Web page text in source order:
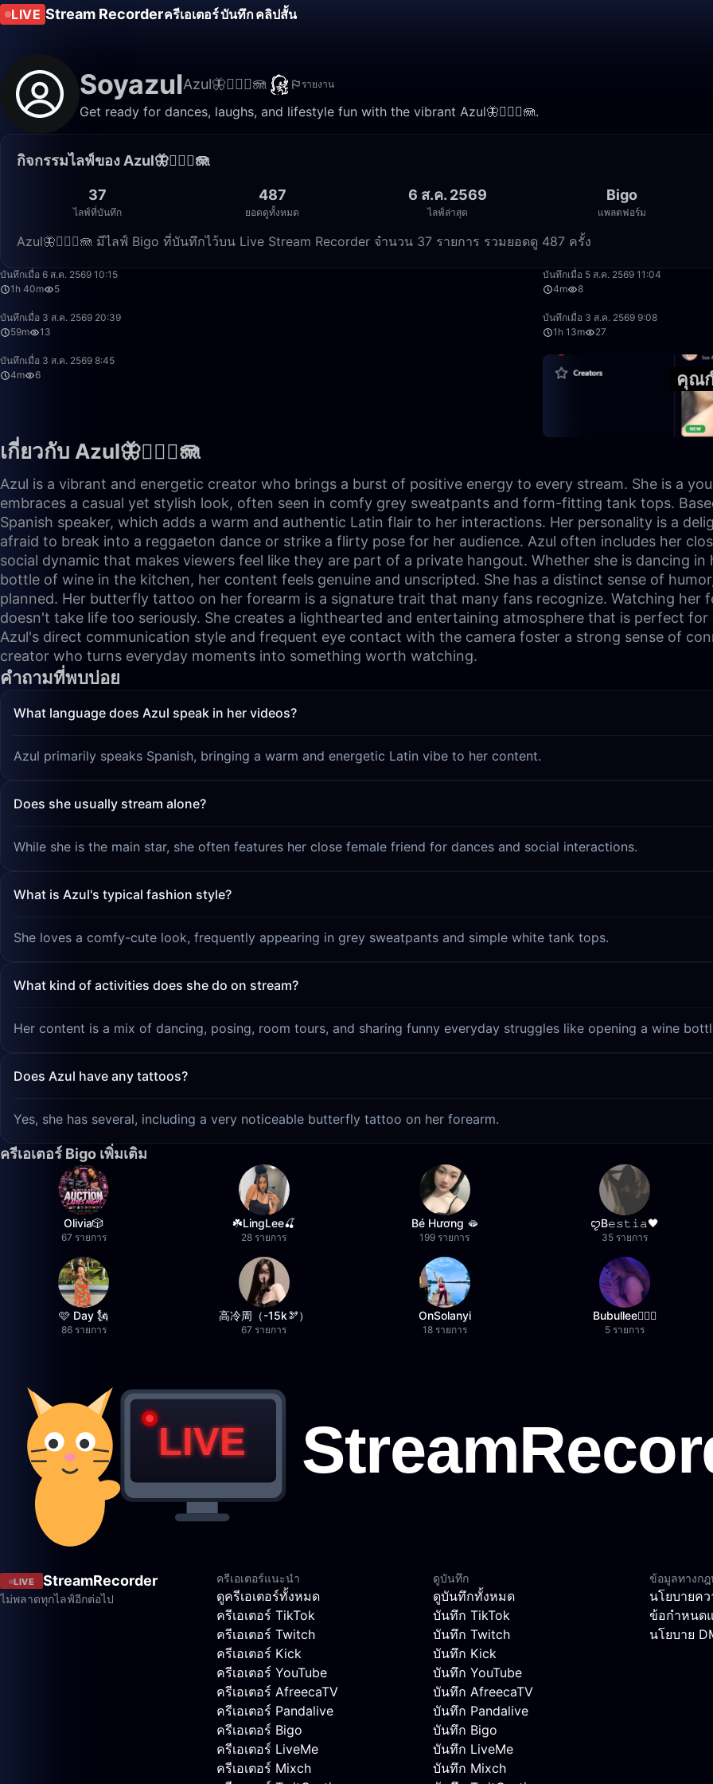
LIVE Stream Recorderครีเอเตอร์บันทึกคลิปสั้น
SoyazulAzul🦋🧜🏼‍♀️🪼 รายงาน
Get ready for dances, laughs, and lifestyle fun with the vibrant Azul🦋🧜🏼‍♀️🪼.
กิจกรรมไลฟ์ของ Azul🦋🧜🏼‍♀️🪼
37
ไลฟ์ที่บันทึก
487
ยอดดูทั้งหมด
6 ส.ค. 2569
ไลฟ์ล่าสุด
Bigo
แพลตฟอร์ม
Azul🦋🧜🏼‍♀️🪼 มีไลฟ์ Bigo ที่บันทึกไว้บน Live Stream Recorder จำนวน 37 รายการ รวมยอดดู 487 ครั้ง
บันทึกเมื่อ 6 ส.ค. 2569 10:15
1h 40m
5
บันทึกเมื่อ 5 ส.ค. 2569 11:04
4m
8
บันทึกเมื่อ 3 ส.ค. 2569 20:39
59m
13
บันทึกเมื่อ 3 ส.ค. 2569 9:08
1h 13m
27
บันทึกเมื่อ 3 ส.ค. 2569 8:45
4m
6 คุณก
เกี่ยวกับ Azul🦋🧜🏼‍♀️🪼
Azul is a vibrant and energetic creator who brings a burst of positive energy to every stream. She is a
embraces a casual yet stylish look, often seen in comfy grey sweatpants and form-fitting tank tops.
Spanish speaker, which adds a warm and authentic Latin flair to her interactions. Her personality is a
afraid to break into a reggaeton dance or strike a flirty pose for her audience. Azul often includes her
social dynamic that makes viewers feel like they are part of a private hangout. Whether she is dancing
bottle of wine in the kitchen, her content feels genuine and unscripted. She has a distinct sense of
planned. Her butterfly tattoo on her forearm is a signature trait that many fans recognize. Watching
doesn't take life too seriously. She creates a lighthearted and entertaining atmosphere that is perfect
Azul's direct communication style and frequent eye contact with the camera foster a strong sense of
creator who turns everyday moments into something worth watching.
คำถามที่พบบ่อย
What language does Azul speak in her videos?
Azul primarily speaks Spanish, bringing a warm and energetic Latin vibe to her content.
Does she usually stream alone?
While she is the main star, she often features her close female friend for dances and social interactions.
What is Azul's typical fashion style?
She loves a comfy-cute look, frequently appearing in grey sweatpants and simple white tank tops.
What kind of activities does she do on stream?
Her content is a mix of dancing, posing, room tours, and sharing funny everyday struggles like opening a wine
Does Azul have any tattoos?
Yes, she has several, including a very noticeable butterfly tattoo on her forearm.
ครีเอเตอร์ Bigo เพิ่มเติม
Olivia🎲
67 รายการ
☘️LingLee🍒
28 รายการ
Bé Hương 🫦
199 รายการ
ꨄB𝚎𝚜𝚝𝚒𝚊🖤
35 รายการ
🩷 Day 🗽
86 รายการ
高冷周（-15k🫘）
67 รายการ
OnSolanyi
18 รายการ
Bubullee🧚🏼‍♀️
5 รายการ
LIVE StreamRecorder
ไม่พลาดทุกไลฟ์อีกต่อไป
ครีเอเตอร์แนะนำ
ดูครีเอเตอร์ทั้งหมด
ครีเอเตอร์ TikTok
ครีเอเตอร์ Twitch
ครีเอเตอร์ Kick
ครีเอเตอร์ YouTube
ครีเอเตอร์ AfreecaTV
ครีเอเตอร์ Pandalive
ครีเอเตอร์ Bigo
ครีเอเตอร์ LiveMe
ครีเอเตอร์ Mixch
ดูบันทึก
ดูบันทึกทั้งหมด
บันทึก TikTok
บันทึก Twitch
บันทึก Kick
บันทึก YouTube
บันทึก AfreecaTV
บันทึก Pandalive
บันทึก Bigo
บันทึก LiveMe
บันทึก Mixch
ข้อมูลทางก
นโยบายค
ข้อกำหนด
นโยบาย